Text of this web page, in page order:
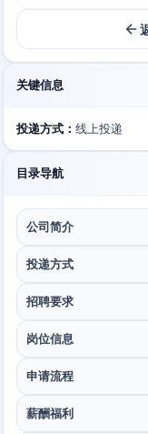
关键信息
投递方式： 线上投递
目录导航
公司简介
投递方式
招聘要求
岗位信息
申请流程
薪酬福利